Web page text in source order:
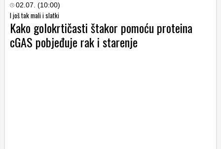
02.07. (10:00)
I još tak mali i slatki
Kako golokrtičasti štakor pomoću proteina
cGAS pobjeđuje rak i starenje